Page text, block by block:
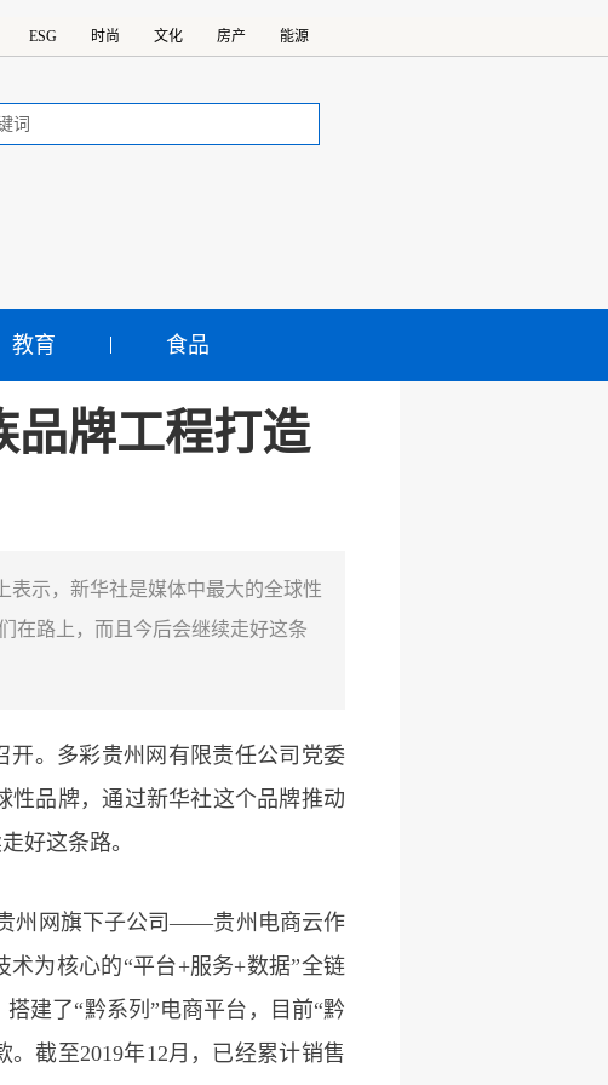
ESG 时尚 文化 房产 能源
教育 食品
品牌工程打造
表示，新华社是媒体中最大的全球性
在路上，而且今后会继续走好这条
开。多彩贵州网有限责任公司党委
性品牌，通过新华社这个品牌推动
好这条路。
州网旗下子公司——贵州电商云作
为核心的“平台+服务+数据”全链
建了“黔系列”电商平台，目前“黔
截至2019年12月，已经累计销售